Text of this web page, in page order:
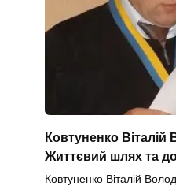
Ковтуненко
Життєвий шлях та
Ковтуненко Віталій